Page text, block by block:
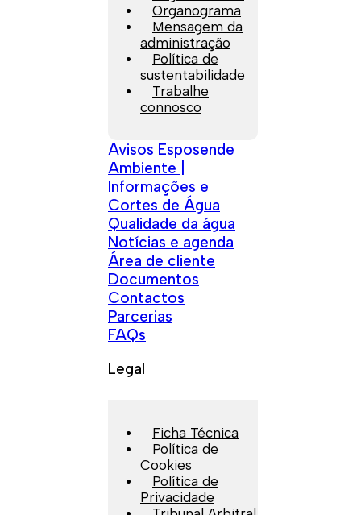
Organograma
Mensagem da
administração
Política de
sustentabilidade
Trabalhe
connosco
Avisos Esposende
Ambiente |
Informações e
Cortes de Água
Qualidade da água
Notícias e agenda
Área de cliente
Documentos
Contactos
Parcerias
FAQs
Legal
Ficha Técnica
Política de
Cookies
Política de
Privacidade